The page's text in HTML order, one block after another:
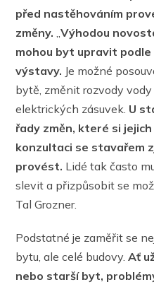
před nastěhováním
změny.„Výhodou
mohou byt upravit
výstavy. Je možné
bytě, změnit rozvody
elektrických zásuvek. U
řady změn, které si
konzultaci se stavařem
provést. Lidé tak často
slevit a přizpůsobit se
Tal Grozner.
Podstatné je zaměřit se
bytu, ale celé budovy.Ať
nebo starší byt,